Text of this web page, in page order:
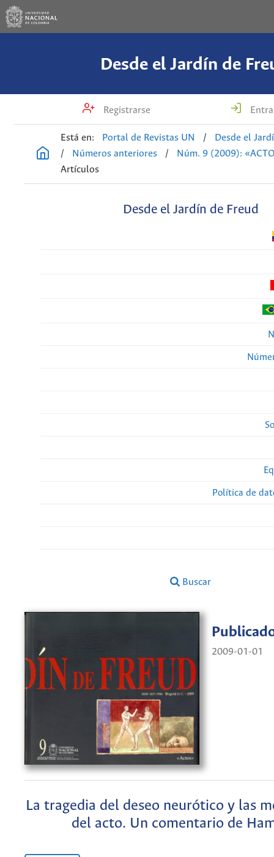
Desde el Jardín de
Registrarse
Está en: Portal de Revistas UN /
Desde el
/
Números anteriores /
Núm. 9 (2009):
Artículos
Desde el Jardín de Freud
Política de
Buscar
2009-01-01
La tragedia del deseo neurótico y las
del acto. Un comentario de